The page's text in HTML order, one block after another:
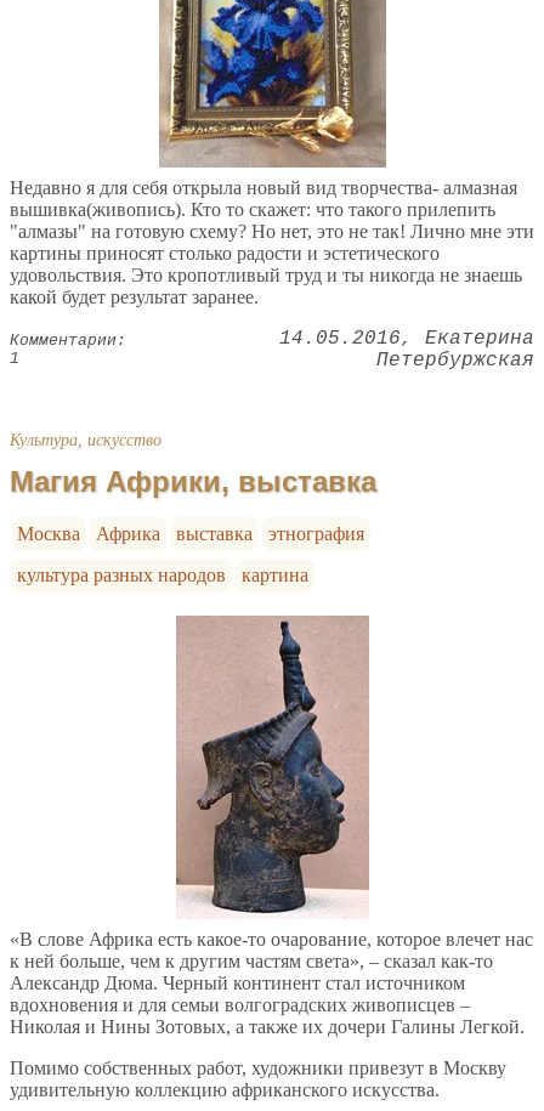
Недавно я для себя открыла новый вид творчества- алмазная
вышивка(живопись). Кто то скажет: что такого прилепить
"алмазы" на готовую схему? Но нет, это не так! Лично мне эти
картины приносят столько радости и эстетического
удовольствия. Это кропотливый труд и ты никогда не знаешь
какой будет результат заранее.
Комментарии:
1
14.05.2016
Екатерина
Петербуржская
Культура, искусство
Магия Африки, выставка
Москва Африка выставка
этнография
культура разных народов
картина
«В слове Африка есть какое-то очарование, которое влечет нас
к ней больше, чем к другим частям света», – сказал как-то
Александр Дюма. Черный континент стал источником
вдохновения и для семьи волгоградских живописцев –
Николая и Нины Зотовых, а также их дочери Галины Легкой.
Помимо собственных работ, художники привезут в Москву
удивительную коллекцию африканского искусства.